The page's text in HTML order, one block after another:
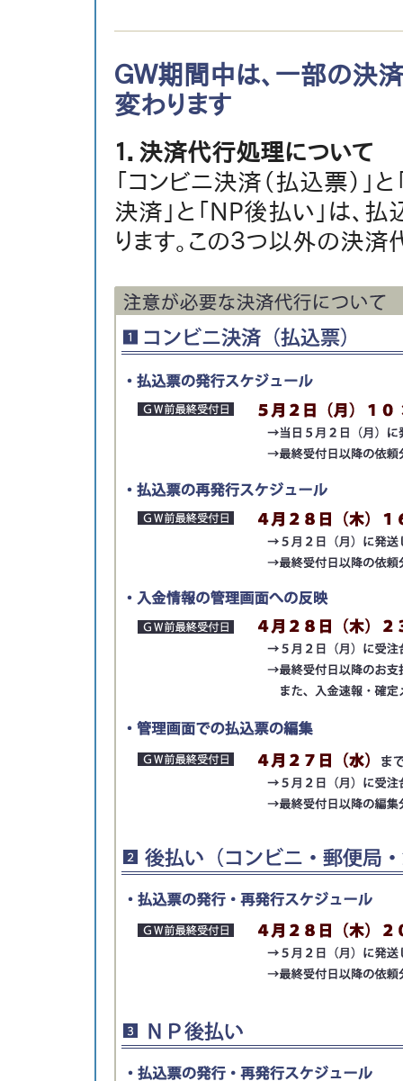
ＧＷ期間中は、一部の決
変わります
１．決済代行処理について
「コンビニ決済（払込票）」
決済」と「NP後払い」は、
ります。この３つ以外の決